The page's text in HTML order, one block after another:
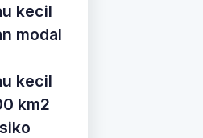
kecil
modal
kecil
km2